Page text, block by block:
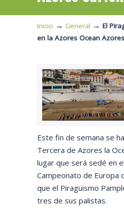
Inicio → General → El
en la Azores Ocean
Este fin de semana se
Tercera de Azores la
lugar que será sedé en
Campeonato de Europa
que el Piragüismo
tres de sus palistas.